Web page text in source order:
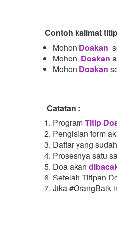
Contoh kalimat
Mohon Doakan
Mohon Doakan
Mohon Doakan
Catatan :
ProgramTitip
Pengisian form
Daftar yang
Prosesnya satu
Doa akan
Setelah Titipan
Jika #OrangBaik